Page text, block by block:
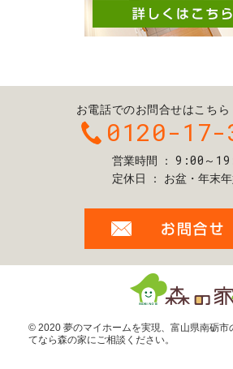
お電話でのお問合せはこちら
0120-17-
営業時間 9:00～
定休日 お盆・年末
© 2020 夢のマイホームを実現、 富山県南砺市
てなら森の家にご相談ください。